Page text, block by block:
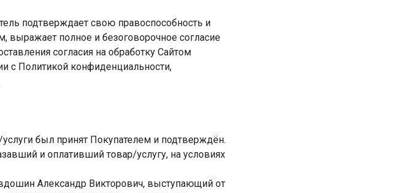
подтверждает свою правоспособность и
выражает полное и безоговорочное согласие
согласия на обработку Сайтом
с Политикой конфиденциальности,
услуги был принят Покупателем и подтверждён.
и оплативший товар/услугу, на условиях
Александр Викторович, выступающий от